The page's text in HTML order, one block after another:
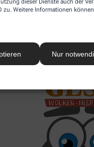
dieser Dienste auch der
zu. Weitere Informationen
Nur